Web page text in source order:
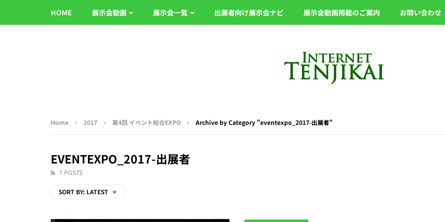
HOME 展示会動画 展示会一覧 出展者向け展示会ナビ 展示会動画掲載のご案内 お問い合わせ
Home 2017 第4回 イベント総合EXPO Archive by Category "eventexpo_2017-出展者"
EVENTEXPO_2017-出展者
7 POSTS
SORT BY: LATEST